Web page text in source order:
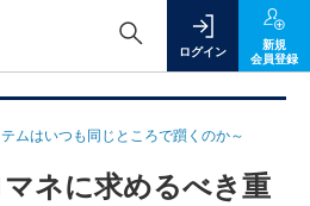
ログイン
新規
会員登録
ムはいつも同じところで躓くのか～
ネに求めるべき重